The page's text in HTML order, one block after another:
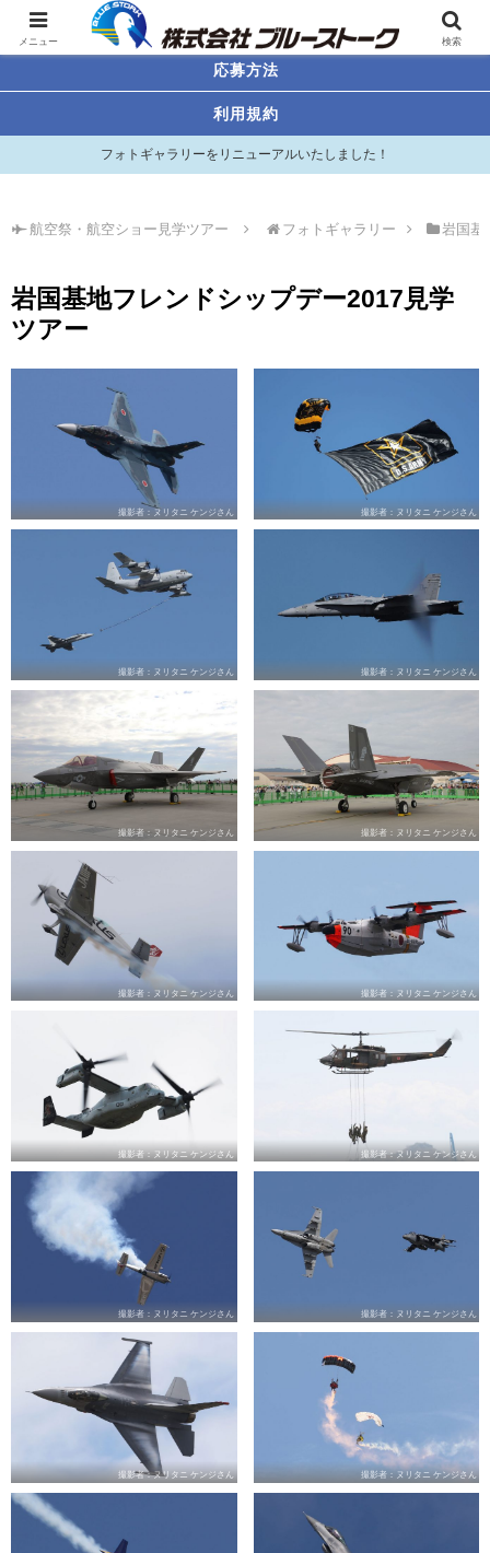
航空祭・航空ショー見学ツアー
応募方法
利用規約
フォトギャラリーをリニューアルいたしました！
航空祭・航空ショー見学ツアー フォトギャラリー 岩国基
岩国基地フレンドシップデー2017見学
ツアー
撮影者：ヌリタニ ケンジさん 撮影者：ヌリタニ ケンジさん
撮影者：ヌリタニ ケンジさん 撮影者：ヌリタニ ケンジさん
撮影者：ヌリタニ ケンジさん 撮影者：ヌリタニ ケンジさん
撮影者：ヌリタニ ケンジさん 撮影者：ヌリタニ ケンジさん
撮影者：ヌリタニ ケンジさん 撮影者：ヌリタニ ケンジさん
撮影者：ヌリタニ ケンジさん 撮影者：ヌリタニ ケンジさん
撮影者：ヌリタニ ケンジさん 撮影者：ヌリタニ ケンジさん
メニュー 検索